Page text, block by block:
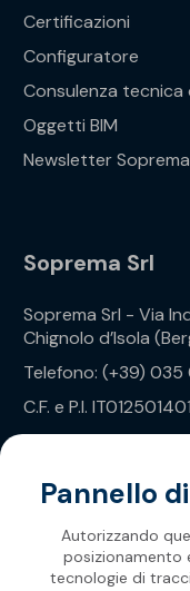
Certificazioni
Configuratore
Consulenza tecnica
Oggetti BIM
Newsletter Soprema
Soprema Srl
Soprema Srl - Via
Chignolo d’Isola
Telefono: (+39) 035
C.F. e P.I.
Privacy Policy
Pannello
Autorizzando
posizionamento
tecnologie di